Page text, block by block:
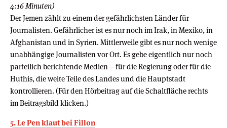
4:16 Minuten)
Der Jemen zählt zu einem der gefährlichsten Länder für
Journalisten. Gefährlicher ist es nur noch im Irak, in Mexiko, in
Afghanistan und in Syrien. Mittlerweile gibt es nur noch wenige
unabhängige Journalisten vor Ort. Es gebe eigentlich nur noch
parteilich berichtende Medien – für die Regierung oder für die
Huthis, die weite Teile des Landes und die Hauptstadt
kontrollieren. (Für den Hörbeitrag auf die Schaltfläche rechts
im Beitragsbild klicken.)
5. Le Pen klaut bei Fillon